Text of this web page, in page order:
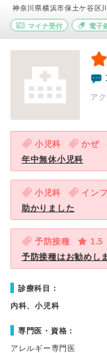
神奈川県横浜市保土ケ谷区
マイナ受付 電子
ア
小児科 かぜ
年中無休小児科
小児科 イン
助かりました
予防接種
1.5
予防接種はお勧めし
診療科目：
内科、小児科
専門医・資格：
アレルギー専門医